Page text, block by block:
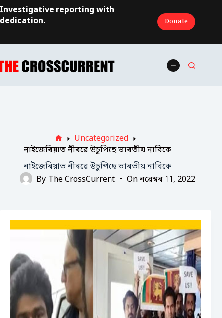
Skip
to
content
Investigative reporting with
dedication.
Donate
Home
Uncategorized
নাইজেৰিয়াত নীৰৱে উচুপিছে ভাৰতীয় নাবিকে
নাইজেৰিয়াত নীৰৱে উচুপিছে ভাৰতীয় নাবিকে
By The CrossCurrent Onনৱেম্বৰ 11, 2022